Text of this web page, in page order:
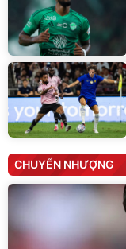
CHUYỂN NHƯỢNG